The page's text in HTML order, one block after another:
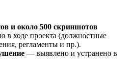
и около 500 скриншотов
в ходе проекта (должностные
регламенты и пр.).
— выявлено и устранено в